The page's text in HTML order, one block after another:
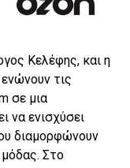
Κελέφης, και η
τις
σε μια
να ενισχύσει
διαμορφώνουν
Στο